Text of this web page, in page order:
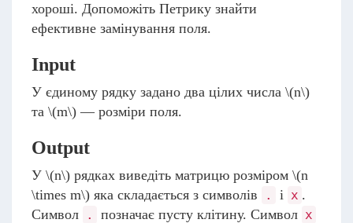
хороші. Допоможіть Петрику знайти
ефективне замінування поля.
Input
У єдиному рядку задано два цілих числа \(n\)
та \(m\) — розміри поля.
Output
У \(n\) рядках виведіть матрицю розміром \(n
\times m\) яка складається з символів . і x .
Символ
. позначає пусту клітину. Символ x